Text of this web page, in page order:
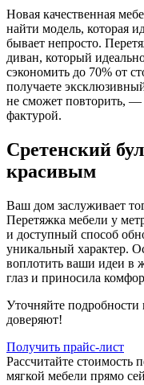
Новая качественная
найти модель, которая
бывает непросто.
диван, который
сэкономить до 70% от
получаете
не сможет повторить,
фактурой.
Сретенский
красивым
Ваш дом заслуживает
Перетяжка мебели у
и доступный способ
уникальный характер.
воплотить ваши идеи в
глаз и приносила
Уточняйте
доверяют!
Получить прайс-лист
Рассчитайте стоимость
мягкой мебели прямо